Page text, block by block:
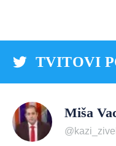
TVITOVI
Miša